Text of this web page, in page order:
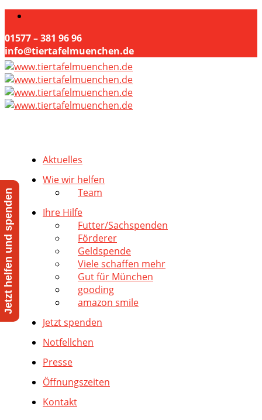
01577 – 381 96 96
info@tiertafelmuenchen.de
Aktuelles
Wie wir helfen
Team
Ihre Hilfe
Futter/Sachspenden
Förderer
Geldspende
Viele schaffen mehr
Gut für München
gooding
amazon smile
Jetzt spenden
Notfellchen
Presse
Öffnungszeiten
Kontakt
Jetzt helfen und spenden